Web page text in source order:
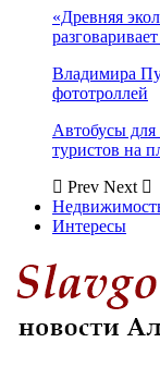
«Древняя
Владимира
фототроллей
Автобусы для
туристов на
Prev Next
Интересы